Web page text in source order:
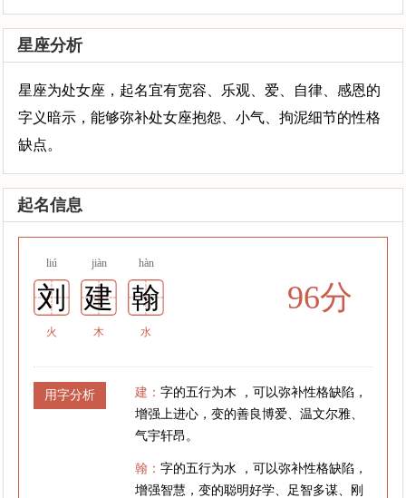
星座分析
星座为处女座，起名宜有宽容、乐观、爱、自律、感恩的
字义暗示，能够弥补处女座抱怨、小气、拘泥细节的性格
缺点。
起名信息
liú jiàn hàn
刘 建 翰
火 木 水
96分
用字分析 建：字的五行为木 ，可以弥补性格缺陷，
增强上进心，变的善良博爱、温文尔雅、
气宇轩昂。
翰：字的五行为水 ，可以弥补性格缺陷，
增强智慧，变的聪明好学、足智多谋、刚